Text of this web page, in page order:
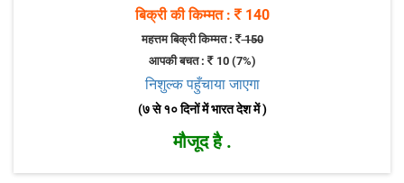
बिक्री की किम्मत : 140
महत्तम बिक्री किम्मत :
150
आपकी बचत :
10 (7%)
निशुल्क पहुँचाया जाएगा
(७ से १० दिनों में भारत देश में )
मौजूद है .